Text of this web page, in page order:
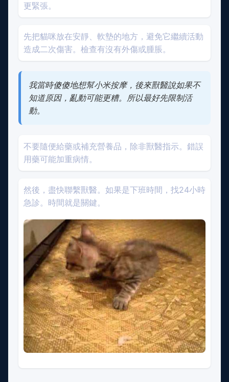
更緊張。
先把貓咪放在安靜、軟墊的地方，避免它繼續活動
造成二次傷害。檢查有沒有外傷或腫脹。
我當時傻傻地想幫小米按摩，後來獸醫說如果不
知道原因，亂動可能更糟。所以最好先限制活
動。
不要隨便給藥或補充營養品，除非獸醫指示。錯誤
用藥可能加重病情。
然後，盡快聯繫獸醫。如果是下班時間，找24小時
急診。時間就是關鍵。